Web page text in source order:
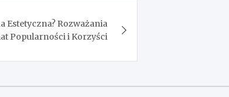
Estetyczna? Rozważania
Popularności i Korzyści